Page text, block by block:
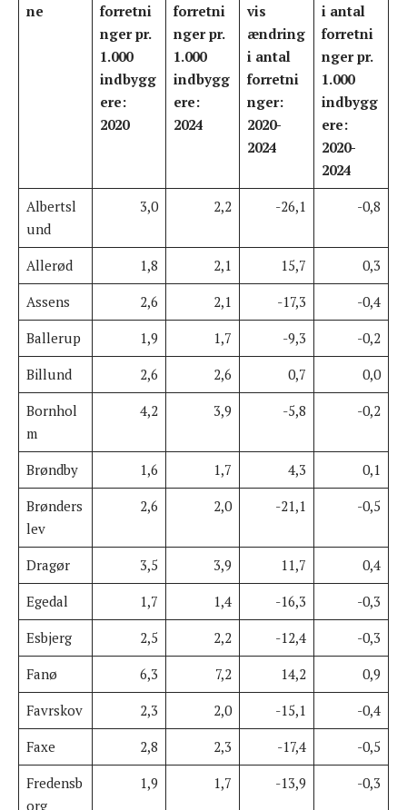
ne
forretni
nger pr.
1.000
indbygg
ere:
2020
forretni
nger pr.
1.000
indbygg
ere:
2024
vis
ændring
i antal
forretni
nger:
2020-
2024
i antal
forretni
nger pr.
1.000
indbygg
ere:
2020-
2024
Albertsl
und
3,0 2,2 -26,1 -0,8
Allerød 1,8 2,1 15,7
0,3
Assens
2,6 2,1 -17,3
-0,4
Ballerup
1,9 1,7 -9,3
-0,2
Billund
2,6 2,6 0,7
0,0
Bornhol
m
4,2 3,9 -5,8 -0,2
Brøndby 1,6 1,7 4,3
0,1
Brønders
lev
2,6 2,0 -21,1 -0,5
Dragør 3,5 3,9 11,7
0,4
Egedal
1,7 1,4 -16,3
-0,3
Esbjerg
2,5 2,2 -12,4
-0,3
Fanø
6,3 7,2 14,2
0,9
Favrskov
2,3 2,0 -15,1
-0,4
Faxe
2,8 2,3 -17,4
-0,5
Fredensb
org
1,9 1,7 -13,9 -0,3